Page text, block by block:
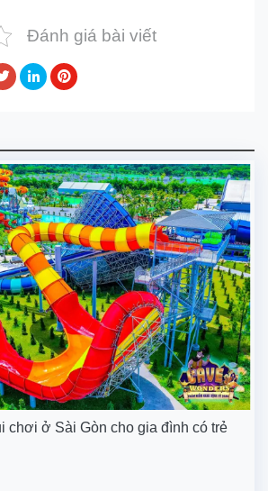
Đánh giá bài viết
chơi ở Sài Gòn cho gia đình có trẻ